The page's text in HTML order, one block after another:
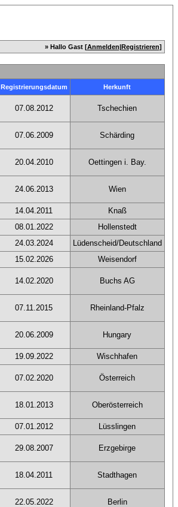
» Hallo Gast [Anmelden|Registrieren]
Registrierungsdatum Herkunft
07.08.2012 Tschechien
07.06.2009 Schärding
20.04.2010 Oettingen i. Bay.
24.06.2013 Wien
14.04.2011
Knaß
08.01.2022
Hollenstedt
24.03.2024
Lüdenscheid/Deutschland
15.02.2026 Weisendorf
14.02.2020 Buchs AG
07.11.2015 Rheinland-Pfalz
20.06.2009 Hungary
19.09.2022 Wischhafen
07.02.2020 Österreich
18.01.2013 Oberösterreich
07.01.2012 Lüsslingen
29.08.2007 Erzgebirge
18.04.2011 Stadthagen
22.05.2022 Berlin